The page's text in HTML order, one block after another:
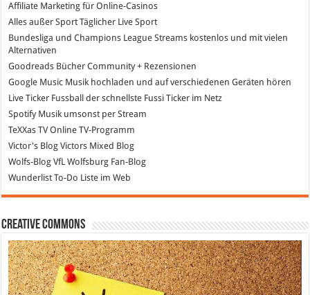
Affiliate Marketing für Online-Casinos
Alles außer SportTäglicher Live Sport
Bundesliga und Champions League Streams kostenlos und mit vielen
Alternativen
Goodreads Bücher Community + Rezensionen
Google Music Musik hochladen und auf verschiedenen Geräten hören
Live Ticker Fussball
der schnellste Fussi Ticker im Netz
SpotifyMusik umsonst per Stream
TeXXas TVOnline TV-Programm
Victor's Blog Victors Mixed Blog
Wolfs-Blog VfL Wolfsburg Fan-Blog
WunderlistTo-Do Liste im Web
Creative Commons